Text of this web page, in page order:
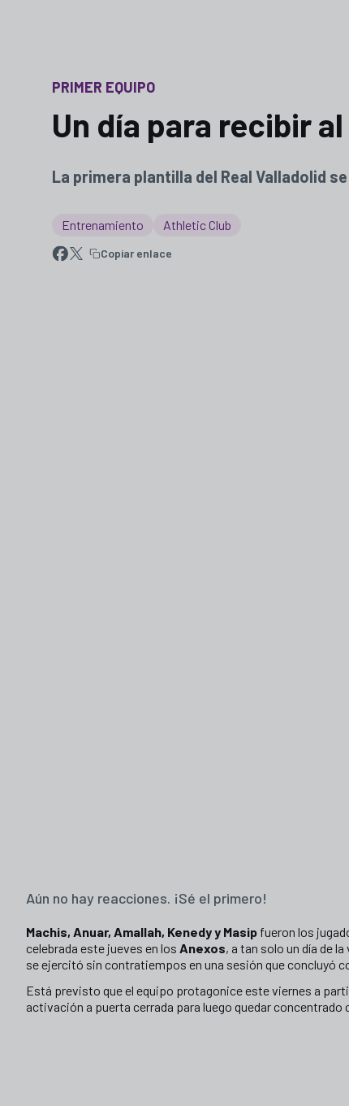
PRIMER EQUIPO
Un día para recibir
La primera plantilla del Real Valladolid
Entrenamiento Athletic Club
Copiar enlace
Aún no hay reacciones. ¡Sé el primero!
Machis, Anuar, Amallah, Kenedy y Masip fueron los
celebrada este jueves en los Anexos, a tan solo un día de
se ejercitó sin contratiempos en una sesión que concluyó
Está previsto que el equipo protagonice este viernes a
activación a puerta cerrada para luego quedar concentrado